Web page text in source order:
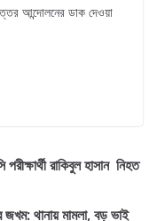
আন্দোলনের ডাক দেওয়া
রাকিবুল হাসান নিহত
থানায় মামলা, বড় ভাই